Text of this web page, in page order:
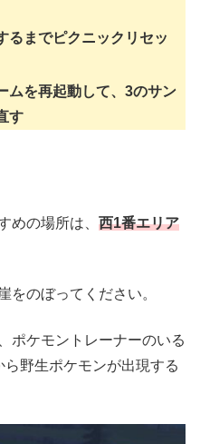
るまでピクニックリセッ
ムを再起動して、3のサン
す
めの場所は、 西1番エリア
をのぼってください。
ポケモントレーナーのいる
野生ポケモンが出現する